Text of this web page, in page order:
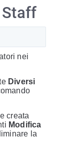
Staff
nei
Diversi
creata
Modifica
la